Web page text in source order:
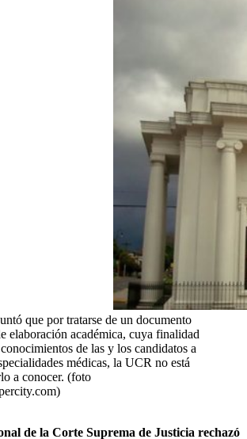
que por tratarse de un documento
elaboración académica, cuya finalidad
de las y los candidatos a
médicas, la UCR no está
a conocer. (foto
de la Corte Suprema de Justicia rechazó